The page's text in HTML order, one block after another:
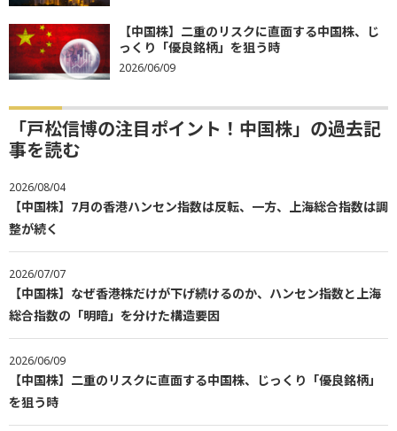
【中国株】二重のリスクに直面する中国株、じ
っくり「優良銘柄」を狙う時
2026/06/09
「戸松信博の注目ポイント！中国株」の過去記
事を読む
2026/08/04
【中国株】7月の香港ハンセン指数は反転、一方、上海総合指数は調
整が続く
2026/07/07
【中国株】なぜ香港株だけが下げ続けるのか、ハンセン指数と上海
総合指数の「明暗」を分けた構造要因
2026/06/09
【中国株】二重のリスクに直面する中国株、じっくり「優良銘柄」
を狙う時